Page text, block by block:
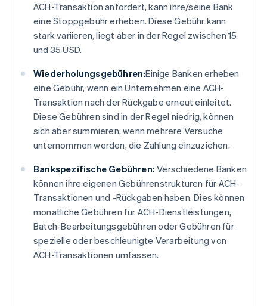
ACH-Transaktion anfordert, kann ihre/seine Bank
eine Stoppgebühr erheben. Diese Gebühr kann
stark variieren, liegt aber in der Regel zwischen 15
und 35 USD.
Wiederholungsgebühren:Einige Banken erheben
eine Gebühr, wenn ein Unternehmen eine ACH-
Transaktion nach der Rückgabe erneut einleitet.
Diese Gebühren sind in der Regel niedrig, können
sich aber summieren, wenn mehrere Versuche
unternommen werden, die Zahlung einzuziehen.
Bankspezifische Gebühren: Verschiedene Banken
können ihre eigenen Gebührenstrukturen für ACH-
Transaktionen und -Rückgaben haben. Dies können
monatliche Gebühren für ACH-Dienstleistungen,
Batch-Bearbeitungsgebühren oder Gebühren für
spezielle oder beschleunigte Verarbeitung von
ACH-Transaktionen umfassen.